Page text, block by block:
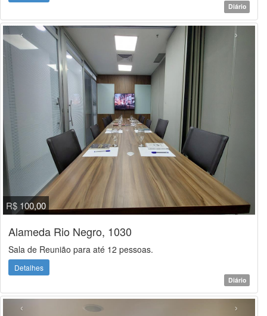
Diário
R$ 100,00
‹ ›
Alameda Rio Negro, 1030
Sala de Reunião para até 12 pessoas.
Detalhes
Diário
‹ ›